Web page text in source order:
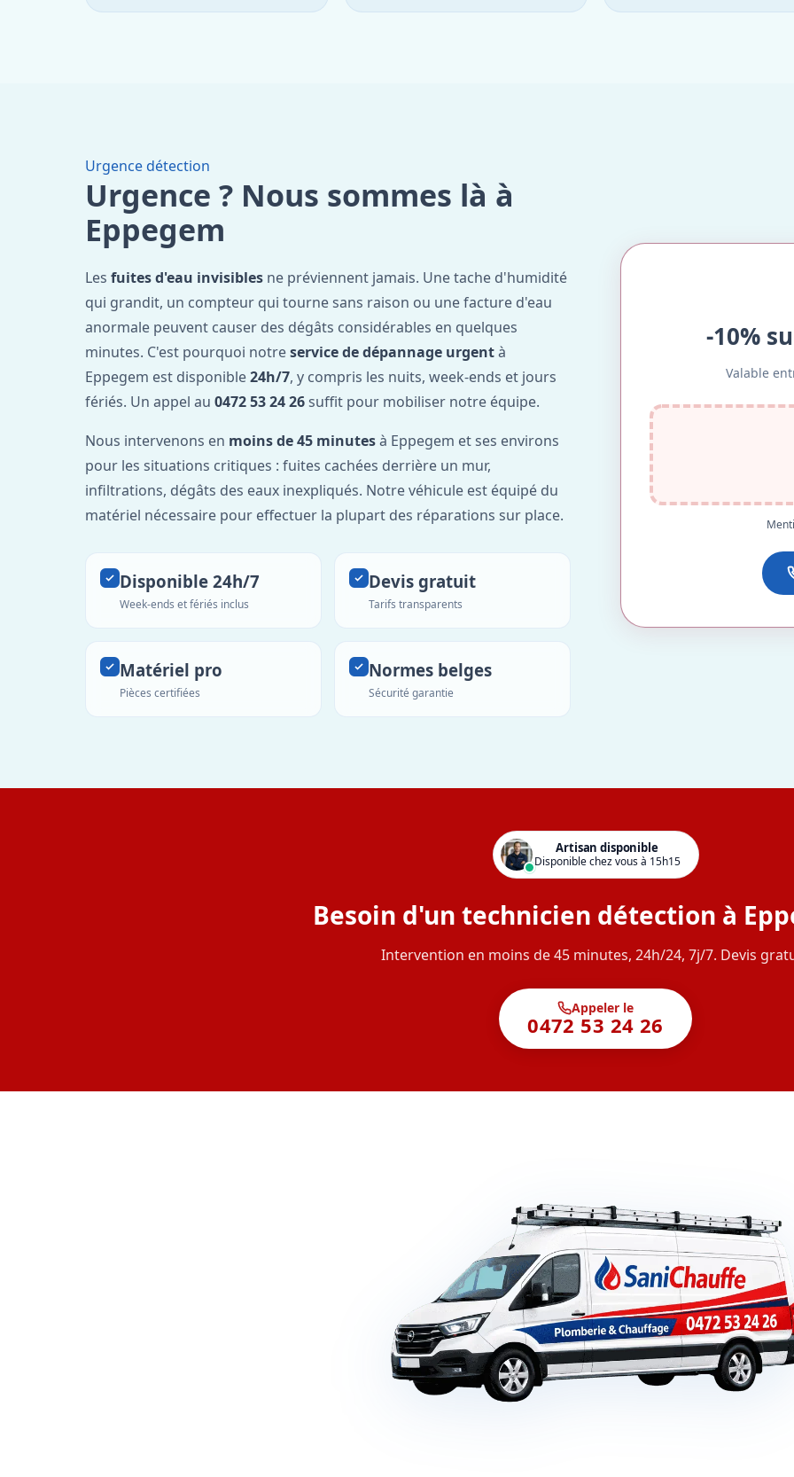
Urgence détection
Urgence ? Nous sommes là à
Eppegem
Les fuites d'eau invisibles ne préviennent jamais. Une tache d'humidité
qui grandit, un compteur qui tourne sans raison ou une facture d'eau
anormale peuvent causer des dégâts considérables en quelques
minutes. C'est pourquoi notreservice de dépannage urgentà
Eppegem est disponible24h/7, y compris les nuits, week-ends et jours
fériés. Un appel au 0472 53 24 26suffit pour mobiliser notre équipe.
Nous intervenons en moins de 45 minutesà Eppegem et ses environs
pour les situations critiques : fuites cachées derrière un mur,
infiltrations, dégâts des eaux inexpliqués. Notre véhicule est équipé du
matériel nécessaire pour effectuer la plupart des réparations sur place.
Disponible 24h/7
Week-ends et fériés inclus
Devis gratuit
Tarifs transparents
Matériel pro
Pièces certifiées
Normes belges
Sécurité garantie
-10%
Valable
Artisan disponible
Disponible chez vous à 15h15
Besoin d'un technicien détection à
Intervention en moins de 45 minutes, 24h/24, 7j/7. Devis
Appeler le
0472 53 24 26